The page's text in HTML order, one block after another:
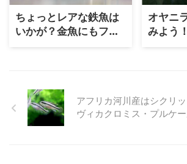
ちょっとレアな鉄魚は
いかが？金魚にもフナ
にもない変化する魅
オヤニ
みよう
迫力抜群
アフリカ河川産はシクリ
ヴィカクロミス・プルケ